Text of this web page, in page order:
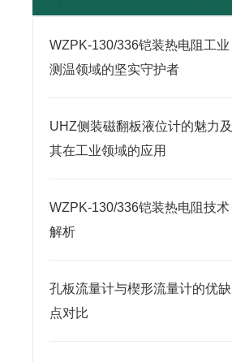
WZPK-130/336铠装热电阻工业
测温领域的坚实守护者
UHZ侧装磁翻板液位计的魅力及
其在工业领域的应用
WZPK-130/336铠装热电阻技术
解析
孔板流量计与楔形流量计的优缺
点对比